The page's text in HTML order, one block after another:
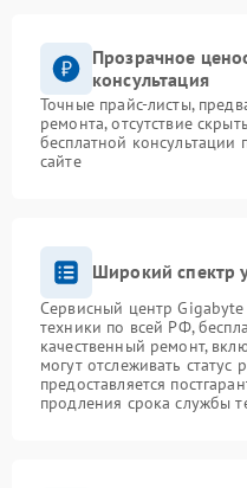
Прозрачное
консультация
Точные прайс-листы,
ремонта, отсутствие
бесплатной
сайте
Широкий спектр
Сервисный центр Gigabyte
техники по всей РФ,
качественный ремонт,
могут отслеживать
предоставляется
продления срока службы